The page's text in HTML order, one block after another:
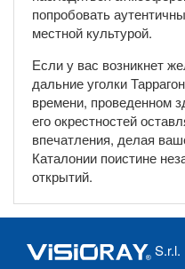
попробовать
местной культурой.
Если у вас возникнет
дальние уголки
времени, проведенном
его окрестностей
впечатления, делая
Каталонии поистине
открытий.
S.r.l.